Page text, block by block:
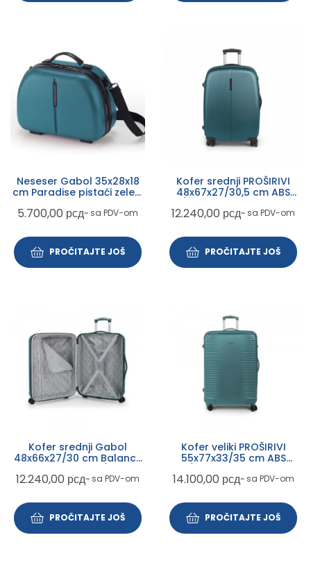
Neseser Gabol 35x28x18
cm Paradise pistaći zeleni
5.700,00 рсд~ sa PDV-om
PROČITAJTE JOŠ
Kofer srednji PROŠIRIVI
48x67x27/30,5 cm ABS
Gabol zelena
12.240,00 рсд~ sa PDV-om
PROČITAJTE JOŠ
Kofer srednji Gabol
48x66x27/30 cm Balance
3,8kg
12.240,00 рсд~ sa PDV-om
PROČITAJTE JOŠ
Kofer veliki PROŠIRIVI
55x77x33/35 cm ABS
XP Gabol tirkiz
14.100,00 рсд~ sa PDV-om
PROČITAJTE JOŠ